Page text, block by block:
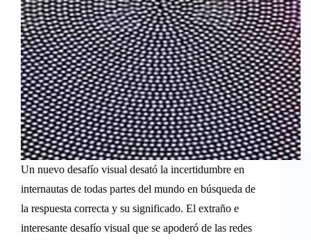
Un nuevo desafío visual desató la incertidumbre en
internautas de todas partes del mundo en búsqueda de
la respuesta correcta y su significado. El extraño e
interesante desafío visual que se apoderó de las redes